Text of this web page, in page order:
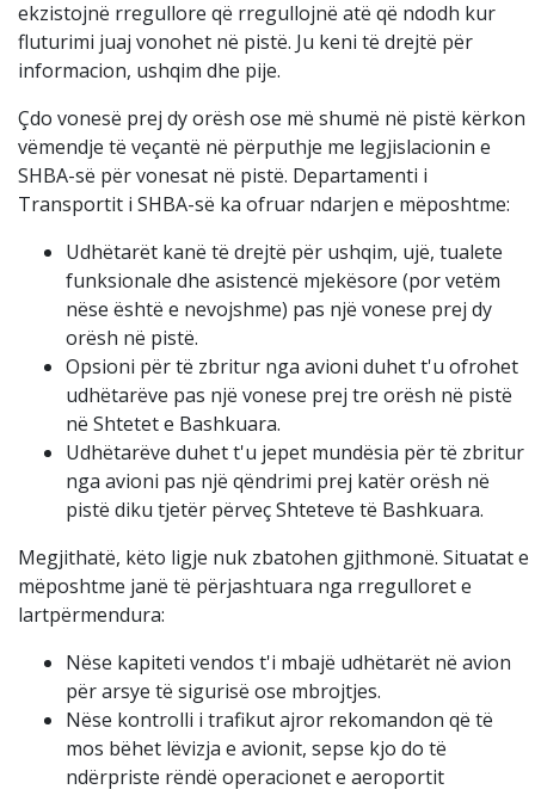
ekzistojnë rregullore që rregullojnë atë që ndodh kur
fluturimi juaj vonohet në pistë. Ju keni të drejtë për
informacion, ushqim dhe pije.
Çdo vonesë prej dy orësh ose më shumë në pistë kërkon
vëmendje të veçantë në përputhje me legjislacionin e
SHBA-së për vonesat në pistë. Departamenti i
Transportit i SHBA-së ka ofruar ndarjen e mëposhtme:
Udhëtarët kanë të drejtë për ushqim, ujë, tualete
funksionale dhe asistencë mjekësore (por vetëm
nëse është e nevojshme) pas një vonese prej dy
orësh në pistë.
Opsioni për të zbritur nga avioni duhet t'u ofrohet
udhëtarëve pas një vonese prej tre orësh në pistë
në Shtetet e Bashkuara.
Udhëtarëve duhet t'u jepet mundësia për të zbritur
nga avioni pas një qëndrimi prej katër orësh në
pistë diku tjetër përveç Shteteve të Bashkuara.
Megjithatë, këto ligje nuk zbatohen gjithmonë. Situatat e
mëposhtme janë të përjashtuara nga rregulloret e
lartpërmendura:
Nëse kapiteti vendos t'i mbajë udhëtarët në avion
për arsye të sigurisë ose mbrojtjes.
Nëse kontrolli i trafikut ajror rekomandon që të
mos bëhet lëvizja e avionit, sepse kjo do të
ndërpriste rëndë operacionet e aeroportit